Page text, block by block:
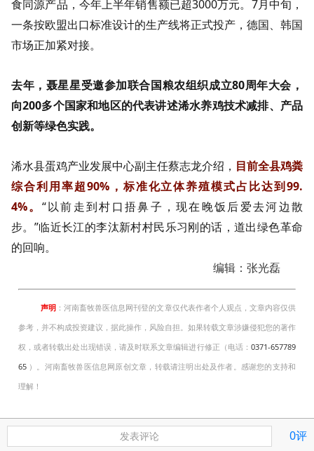
食同源产品，今年上半年销售额已超3000万元。7月中旬，
一条按欧盟出口标准设计的生产线将正式投产，德国、韩国
市场正加紧对接。
去年，聂星星受邀参加联合国粮农组织成立80周年大会，
向200多个国家和地区的代表讲述浠水养鸡技术减排、产品
创新等绿色实践。
浠水县蛋鸡产业发展中心副主任蔡志龙介绍， 目前全县鸡粪
综合利用率超90%，标准化立体养殖模式占比达到99.
4%。 “以前走到村口捂鼻子，现在晚饭后爱去河边散
步。”临近长江的李汰新村村民乐习刚的话，道出绿色革命
的回响。
编辑：张光磊
声明 ：河南畜牧兽医信息网刊登的文章仅代表作者个人观点，文章内容仅供
参考，并不构成投资建议，据此操作，风险自担。如果转载文章涉嫌侵犯您的著作
权，或者转载出处出现错误，请及时联系文章编辑进行修正（电话： 0371-657789
65 ）。河南畜牧兽医信息网原创文章，转载请注明出处及作者。感谢您的支持和
理解！
发表评论 0评